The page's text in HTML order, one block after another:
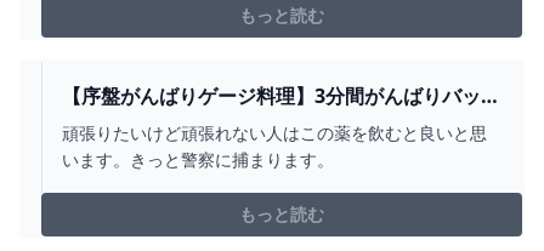
るために必要なトコユの大事な手紙の攻略もまとめてい
ます！
もっと読む
【序盤がんばりゲージ料理】3分間がんばりバッタ
RTA【ゼルダの伝説ティアーズオブザキングダ
ム】 - YOUTUBE
頑張りたいけど頑張れない人はこの薬を飲むと良いと思
います。きっと警察に捕まります。
もっと読む